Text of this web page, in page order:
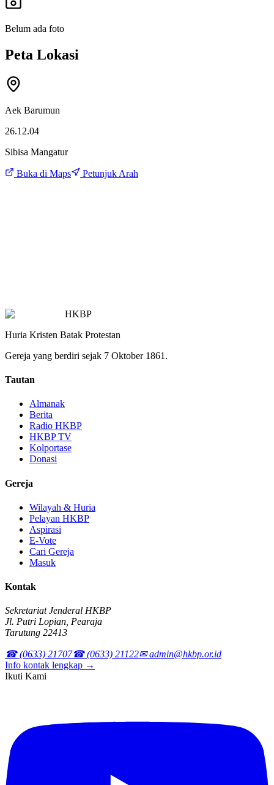
Belum ada foto
Peta Lokasi
Aek Barumun
26.12.04
Sibisa Mangatur
Buka di Maps Petunjuk Arah
HKBP
Huria Kristen Batak Protestan
Gereja yang berdiri sejak 7 Oktober 1861.
Tautan
Almanak
Berita
Radio HKBP
HKBP TV
Kolportase
Donasi
Gereja
Wilayah & Huria
Pelayan HKBP
Aspirasi
E-Vote
Cari Gereja
Masuk
Kontak
Sekretariat Jenderal HKBP
Jl. Putri Lopian, Pearaja
Tarutung 22413
☎ (0633) 21707☎ (0633) 21122✉ admin@hkbp.or.id
Info kontak lengkap →
Ikuti Kami